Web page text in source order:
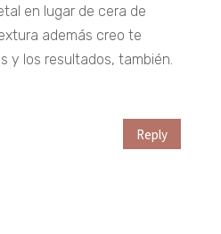
en lugar de cera de
además creo te
y los resultados, también.
Reply